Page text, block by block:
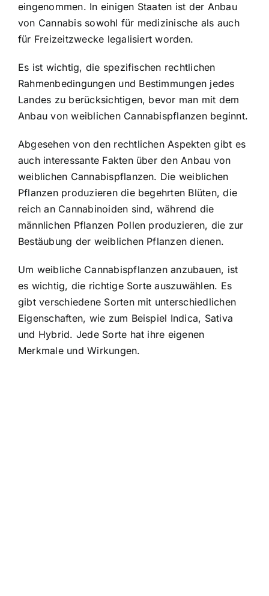
eingenommen. In einigen Staaten ist der Anbau
von Cannabis sowohl für medizinische als auch
für Freizeitzwecke legalisiert worden.
Es ist wichtig, die spezifischen rechtlichen
Rahmenbedingungen und Bestimmungen jedes
Landes zu berücksichtigen, bevor man mit dem
Anbau von weiblichen Cannabispflanzen beginnt.
Abgesehen von den rechtlichen Aspekten gibt es
auch interessante Fakten über den Anbau von
weiblichen Cannabispflanzen. Die weiblichen
Pflanzen produzieren die begehrten Blüten, die
reich an Cannabinoiden sind, während die
männlichen Pflanzen Pollen produzieren, die zur
Bestäubung der weiblichen Pflanzen dienen.
Um weibliche Cannabispflanzen anzubauen, ist
es wichtig, die richtige Sorte auszuwählen. Es
gibt verschiedene Sorten mit unterschiedlichen
Eigenschaften, wie zum Beispiel Indica, Sativa
und Hybrid. Jede Sorte hat ihre eigenen
Merkmale und Wirkungen.